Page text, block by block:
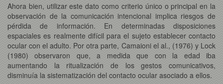
Ahora bien, utilizar este dato como criterio único o principal en la
observación de la comunicación intencional implica riesgos de
pérdida de información. En determinadas disposiciones
espaciales es realmente difícil para el sujeto establecer contacto
ocular con el adulto. Por otra parte, Camaioni el al., (1976) y Lock
(1980) observaron que, a medida que con la edad iba
aumentando la ritualización de los gestos comunicativos,
disminuía la sistematización del contacto ocular asociado a ellos.